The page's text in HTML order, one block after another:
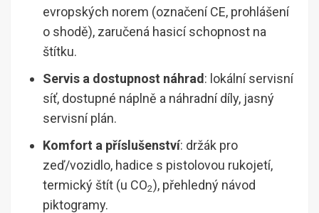
evropských norem (označení CE, prohlášení
o shodě), zaručená hasicí schopnost na
štítku.
Servis a dostupnost náhrad : lokální servisní
síť, dostupné náplně a náhradní díly, jasný
servisní plán.
Komfort a příslušenství: držák pro
zeď/vozidlo, hadice s pistolovou rukojetí,
termický štít (u CO2), přehledný návod
piktogramy.